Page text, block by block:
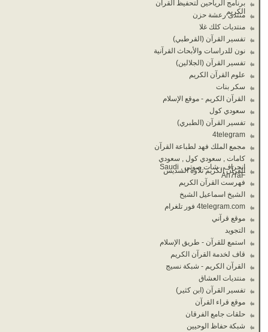
برنامج الرياحين لتحفيظ القران
الكريم
منتدى رعشة حزن
منتديات كلك غلا
تفسير القرآن (القرطبي)
نون للدراسات والأبحاث القرآنية
تفسير القرآن (الجلالين)
علوم القرآن الكريم
سكر بنات
القرآن الكريم - موقع الإسلام
سعودي كول
تفسير القرآن (الطبري)
4telegram
مجمع الملك فهد لطباعة القرآن
كامات , سعودي كول , سعودي
انحراف , شات صوتي , Saudi
An7raF
القرآن الكريم تلاوة السديس
فهرست القرآن الكريم
الشيخ اسماعيل الشيخ
4telegram.com فور تلغرام
موقع قرآني
التجويد
استمع للقرآن - طريق الإسلام
قاف لخدمة القرآن الكريم
القرآن الكريم - شبكة نسيج
منتديات العشاق
تفسير القرآن (ابن كثير)
موقع قراء القرآن
حلقات جامع الفرقان
شبكة حفاظ الوحيين